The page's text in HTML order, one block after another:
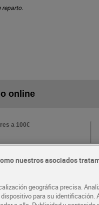
online
a 100€
nuestros asociados
geográfica precisa.
para su identificación.